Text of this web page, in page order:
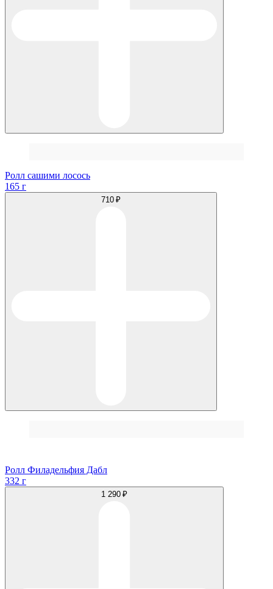
Ролл сашими лосось
165 г
710 ₽
Ролл Филадельфия Дабл
332 г
1 290 ₽